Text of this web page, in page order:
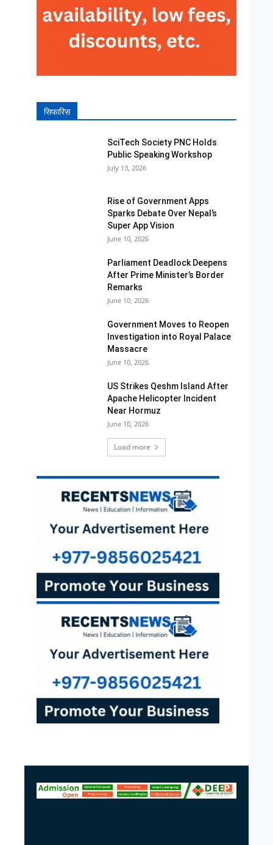
सिफारिस
SciTech Society PNC Holds
Public Speaking Workshop
July 13, 2026
Rise of Government Apps
Sparks Debate Over Nepal’s
Super App Vision
June 10, 2026
Parliament Deadlock Deepens
After Prime Minister’s Border
Remarks
June 10, 2026
Government Moves to Reopen
Investigation into Royal Palace
Massacre
June 10, 2026
US Strikes Qeshm Island After
Apache Helicopter Incident
Near Hormuz
June 10, 2026
Load more